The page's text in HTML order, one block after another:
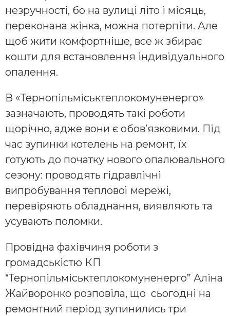
незручності, бо на вулиці літо і місяць,
переконана жінка, можна потерпіти. Але
щоб жити комфортніше, все ж збирає
кошти для встановлення індивідуального
опалення.
В «Тернопільміськтеплокомуненерго»
зазначають, проводять такі роботи
щорічно, адже вони є обов’язковими. Під
час зупинки котелень на ремонт, їх
готують до початку нового опалювального
сезону: проводять гідравлічні
випробування теплової мережі,
перевіряють обладнання, виявляють та
усувають поломки.
Провідна фахівчиня роботи з
громадськістю КП
“Тернопільміськтеплокомуненерго” Аліна
Жайворонко розповіла, що сьогодні на
ремонтний період зупинились три